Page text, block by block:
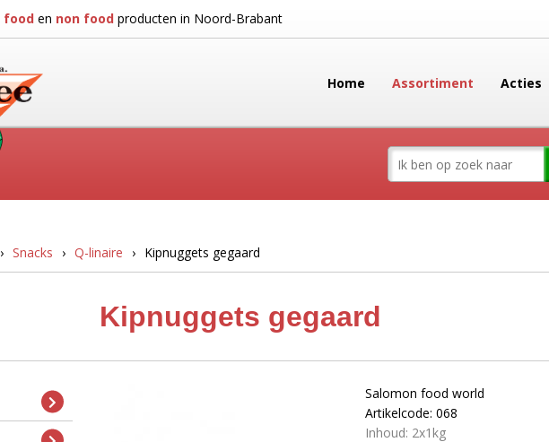
food en non food producten in Noord-Brabant
Home Assortiment Acties
Snacks Q-linaire Kipnuggets gegaard
Kipnuggets gegaard
Salomon food world
Artikelcode: 068
Inhoud: 2x1kg